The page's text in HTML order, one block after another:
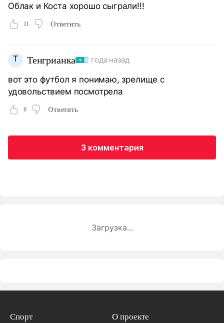
Облак и Коста хорошо сыграли!!!
11 Ответить
Т Тенгрианка 2 года назад
вот это футбол я понимаю, зрелище с
удовольствием посмотрела
8 Ответить
3 комментария
Загрузка...
Спорт
О проекте